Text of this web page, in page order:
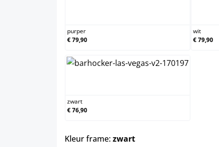
purper
€ 79,90
wit
€ 79,90
zwart
€ 76,90
Kleur frame:zwartselect